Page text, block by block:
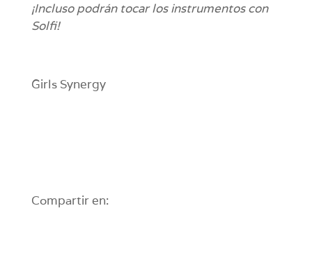
¡Incluso podrán tocar los instrumentos con
Solfi!
Girls Synergy
Compartir en: